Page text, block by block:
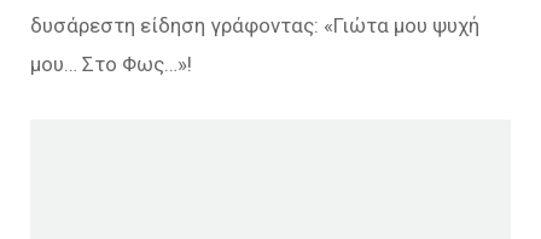
δυσάρεστη είδηση γράφοντας: «Γιώτα μου ψυχή
μου… Στο Φως…»!